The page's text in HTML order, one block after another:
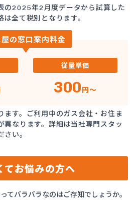
の2025年2月度データから試算した
全て税別となります。
の窓口案内料金
従量単価
300円～
す。ご利用中のガス会社・お住ま
異なります。詳細は当社専門スタッ
い。
てお悩みの方へ
てバラバラなのはご存知でしょうか。